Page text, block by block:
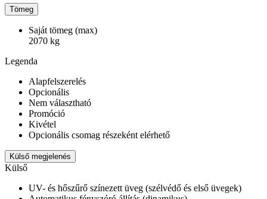
Tömeg
Saját tömeg (max)
2070 kg
Legenda
Alapfelszerelés
Opcionális
Nem választható
Promóció
Kivétel
Opcionális csomag részeként elérhető
Külső megjelenés
Külső
UV- és hőszűrő színezett üveg (szélvédő és első üvegek)